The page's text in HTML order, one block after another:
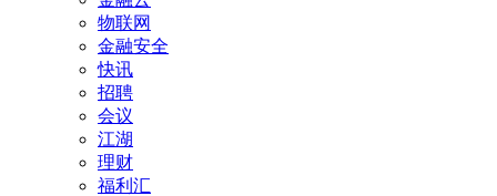
物联网
金融安全
快讯
招聘
会议
江湖
理财
福利汇